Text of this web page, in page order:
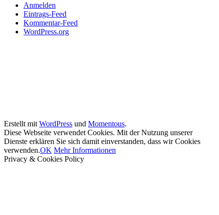
Anmelden
Eintrags-Feed
Kommentar-Feed
WordPress.org
Erstellt mit WordPress und Momentous.
Diese Webseite verwendet Cookies. Mit der Nutzung unserer
Dienste erklären Sie sich damit einverstanden, dass wir Cookies
verwenden.OK Mehr Informationen
Privacy & Cookies Policy